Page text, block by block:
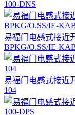
100-DNS
易福门电感式接近
BPKG/O.SS/IE-
易福门电感式接近
104